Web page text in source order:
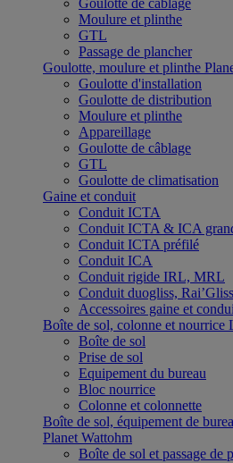
Goulotte de câblage
Moulure et plinthe
GTL
Passage de plancher
Goulotte, moulure et plinthe
Goulotte d'installation
Goulotte de distribution
Moulure et plinthe
Appareillage
Goulotte de câblage
GTL
Goulotte de climatisation
Gaine et conduit
Conduit ICTA
Conduit ICTA & ICA
Conduit ICTA préfilé
Conduit ICA
Conduit rigide IRL, MRL
Conduit duogliss,
Accessoires gaine et
Boîte de sol, colonne et nourrice
Boîte de sol
Prise de sol
Equipement du bureau
Bloc nourrice
Colonne et colonnette
Boîte de sol, équipement de
Planet Wattohm
Boîte de sol et passage de